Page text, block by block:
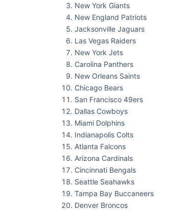
New York Giants
New England Patriots
Jacksonville Jaguars
Las Vegas Raiders
New York Jets
Carolina Panthers
New Orleans Saints
Chicago Bears
San Francisco 49ers
Dallas Cowboys
Miami Dolphins
Indianapolis Colts
Atlanta Falcons
Arizona Cardinals
Cincinnati Bengals
Seattle Seahawks
Tampa Bay Buccaneers
Denver Broncos